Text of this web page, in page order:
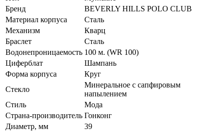
Бренд
BEVERLY HILLS POLO CLUB
Материал корпуса
Сталь
Механизм
Кварц
Браслет
Сталь
Водонепроницаемость 100 м. (WR 100)
Циферблат
Шампань
Форма корпуса
Круг
Стекло
Минеральное с сапфировым
напылением
Стиль
Мода
Страна-производитель Гонконг
Диаметр, мм
39